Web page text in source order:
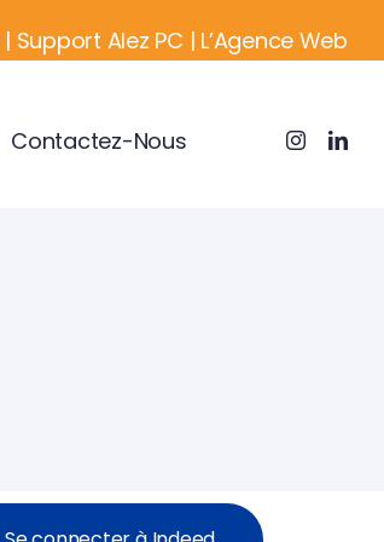
| Support Alez PC | L’Agence Web
Contactez-Nous